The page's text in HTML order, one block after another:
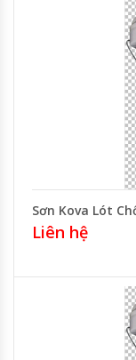
Sơn Kova Lót
Liên hệ